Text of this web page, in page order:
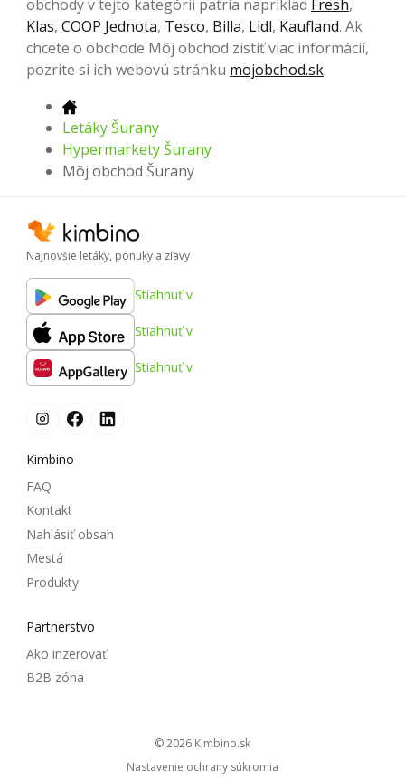
obchody v tejto kategórii patria napríklad Fresh,
Klas, COOP Jednota, Tesco, Billa, Lidl, Kaufland. Ak
chcete o obchode Môj obchod zistiť viac informácií,
pozrite si ich webovú stránku mojobchod.sk.
Letáky Šurany
Hypermarkety Šurany
Môj obchod Šurany
Najnovšie letáky, ponuky a zľavy
Stiahnuť v
Stiahnuť v
Stiahnuť v
Kimbino
FAQ
Kontakt
Nahlásiť obsah
Mestá
Produkty
Partnerstvo
Ako inzerovať
B2B zóna
© 2026
kimbino.sk
Nastavenie ochrany súkromia